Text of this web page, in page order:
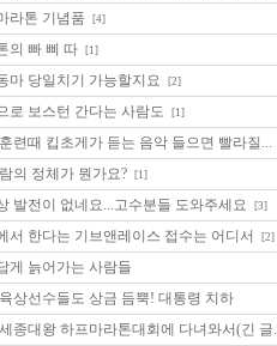
라톤 기념품 [4]
의 빠 삐 따 [1]
마 당일치기 가능할지요 [2]
로 보스턴 간다는 사람도 [1]
련때 킵초게가 듣는 음악 들으면 빨라질...
의 정체가 뭔가요? [1]
발전이 없네요...고수분들 도와주세요 [3]
서 한다는 기브앤레이스 접수는 어디서 [2]
게 늙어가는 사람들
상선수들도 상금 듬뿍! 대통령 치하
종대왕 하프마라톤대회에 다녀와서(긴 글...